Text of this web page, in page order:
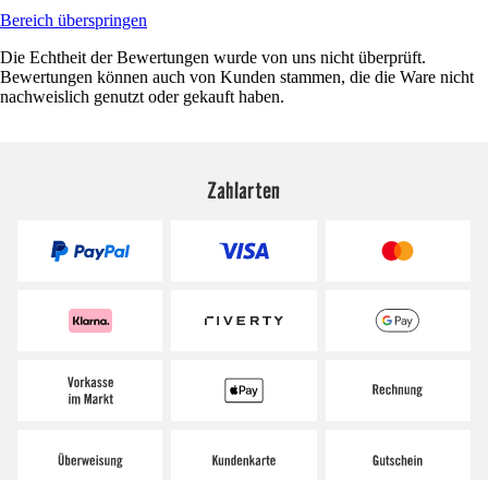
Bereich überspringen
Die Echtheit der Bewertungen wurde von uns nicht überprüft.
Bewertungen können auch von Kunden stammen, die die Ware nicht
nachweislich genutzt oder gekauft haben.
Zahlarten